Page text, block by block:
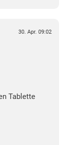
30. Apr. 09:02
Tablette